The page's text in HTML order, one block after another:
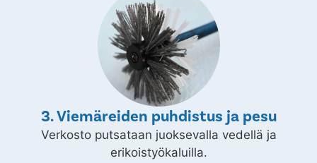
3. Viemäreiden puhdistus ja pesu
Verkosto putsataan juoksevalla vedellä ja
erikoistyökaluilla.